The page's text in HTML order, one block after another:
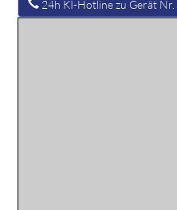
24h KI-Hotline zu Gerät Nr.